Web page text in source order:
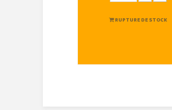
RUPTURE DE STOCK